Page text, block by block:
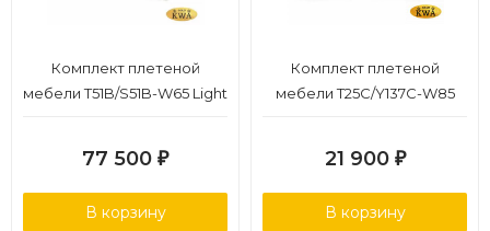
Комплект плетеной
мебели T51B/S51B-W65 Light
77 500 ₽
В корзину
Комплект плетеной
мебели T25C/Y137C-W85
21 900 ₽
В корзину